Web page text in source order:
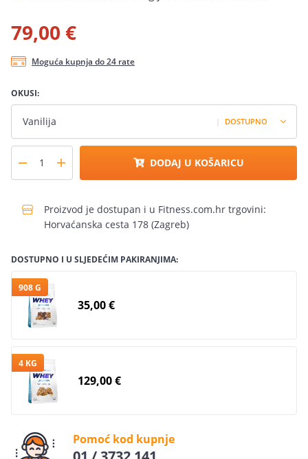
79,00 €
Moguća kupnja do 24 rate
OKUSI:
Vanilija DOSTUPNO
DODAJ U KOŠARICU
Proizvod je dostupan i u Fitness.com.hr trgovini:
Horvaćanska cesta 178 (Zagreb)
DOSTUPNO I U SLJEDEĆIM PAKIRANJIMA:
35,00 €
908 G
129,00 €
4 KG
Pomoć kod kupnje